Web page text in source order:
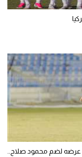
عرضه لضم محمود صلاح..